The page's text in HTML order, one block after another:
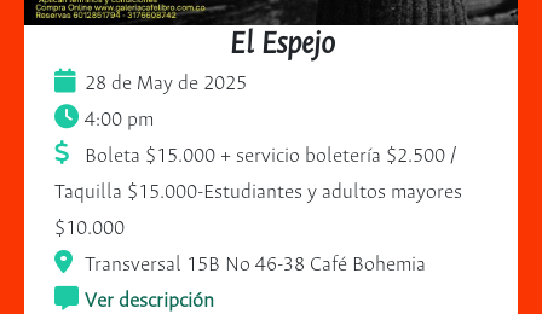
El Espejo
28 de May de 2025
4:00 pm
Boleta $15.000 + servicio boletería $2.500 /
Taquilla $15.000-Estudiantes y adultos mayores
$10.000
Transversal 15B No 46-38 Café Bohemia
Ver descripción